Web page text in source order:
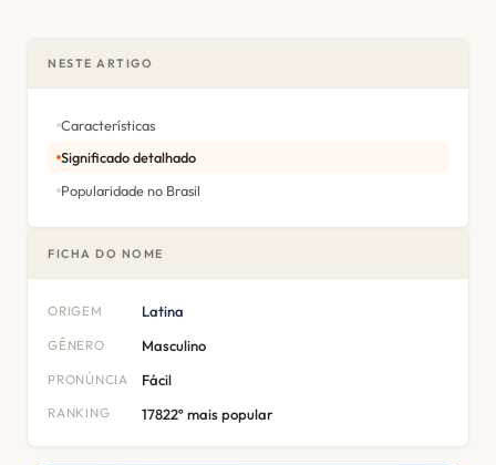
NESTE ARTIGO
Características
Significado detalhado
Popularidade no Brasil
FICHA DO NOME
ORIGEM Latina
GÊNERO Masculino
PRONÚNCIA Fácil
RANKING 17822º mais popular